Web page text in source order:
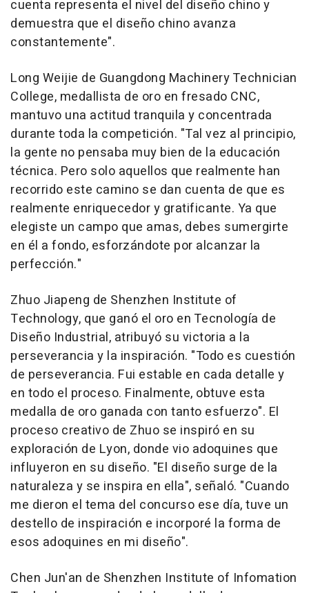
cuenta representa el nivel del diseño chino y
demuestra que el diseño chino avanza
constantemente".
Long Weijie de Guangdong Machinery Technician
College, medallista de oro en fresado CNC,
mantuvo una actitud tranquila y concentrada
durante toda la competición. "Tal vez al principio,
la gente no pensaba muy bien de la educación
técnica. Pero solo aquellos que realmente han
recorrido este camino se dan cuenta de que es
realmente enriquecedor y gratificante. Ya que
elegiste un campo que amas, debes sumergirte
en él a fondo, esforzándote por alcanzar la
perfección."
Zhuo Jiapeng de Shenzhen Institute of
Technology, que ganó el oro en Tecnología de
Diseño Industrial, atribuyó su victoria a la
perseverancia y la inspiración. "Todo es cuestión
de perseverancia. Fui estable en cada detalle y
en todo el proceso. Finalmente, obtuve esta
medalla de oro ganada con tanto esfuerzo". El
proceso creativo de Zhuo se inspiró en su
exploración de Lyon, donde vio adoquines que
influyeron en su diseño. "El diseño surge de la
naturaleza y se inspira en ella", señaló. "Cuando
me dieron el tema del concurso ese día, tuve un
destello de inspiración e incorporé la forma de
esos adoquines en mi diseño".
Chen Jun'an de Shenzhen Institute of Infomation